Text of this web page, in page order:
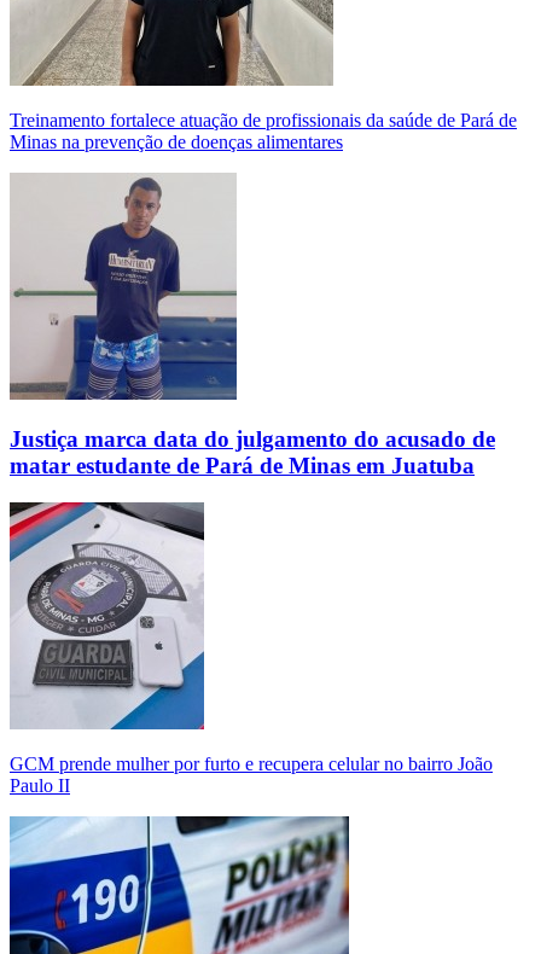
Treinamento fortalece atuação de profissionais da saúde de Pará de
Minas na prevenção de doenças alimentares
Justiça marca data do julgamento do acusado de
matar estudante de Pará de Minas em Juatuba
GCM prende mulher por furto e recupera celular no bairro João
Paulo II